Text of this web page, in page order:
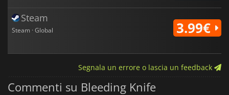
Steam
Steam · Global 3.99€
Segnala un errore o lascia un feedback
Commenti su Bleeding Knife